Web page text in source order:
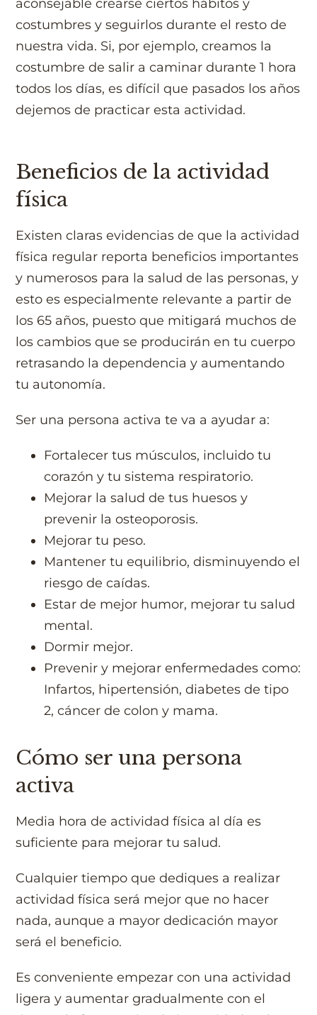
aconsejable crearse ciertos hábitos y
costumbres y seguirlos durante el resto de
nuestra vida. Si, por ejemplo, creamos la
costumbre de salir a caminar durante 1 hora
todos los días, es difícil que pasados los años
dejemos de practicar esta actividad.
Beneficios de la actividad
física
Existen claras evidencias de que la actividad
física regular reporta beneficios importantes
y numerosos para la salud de las personas, y
esto es especialmente relevante a partir de
los 65 años, puesto que mitigará muchos de
los cambios que se producirán en tu cuerpo
retrasando la dependencia y aumentando
tu autonomía.
Ser una persona activa te va a ayudar a:
Fortalecer tus músculos, incluido tu
corazón y tu sistema respiratorio.
Mejorar la salud de tus huesos y
prevenir la osteoporosis.
Mejorar tu peso.
Mantener tu equilibrio, disminuyendo el
riesgo de caídas.
Estar de mejor humor, mejorar tu salud
mental.
Dormir mejor.
Prevenir y mejorar enfermedades como:
Infartos, hipertensión, diabetes de tipo
2, cáncer de colon y mama.
Cómo ser una persona
activa
Media hora de actividad física al día es
suficiente para mejorar tu salud.
Cualquier tiempo que dediques a realizar
actividad física será mejor que no hacer
nada, aunque a mayor dedicación mayor
será el beneficio.
Es conveniente empezar con una actividad
ligera y aumentar gradualmente con el